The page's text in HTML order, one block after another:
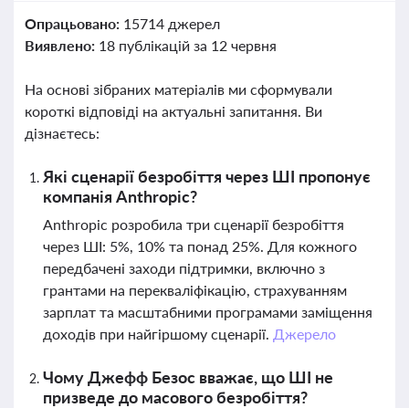
Опрацьовано: 15714 джерел
Виявлено: 18 публікацій за 12 червня
На основі зібраних матеріалів ми сформували
короткі відповіді на актуальні запитання. Ви
дізнаєтесь:
Які сценарії безробіття через ШІ пропонує
компанія Anthropic?
Anthropic розробила три сценарії безробіття
через ШІ: 5%, 10% та понад 25%. Для кожного
передбачені заходи підтримки, включно з
грантами на перекваліфікацію, страхуванням
зарплат та масштабними програмами заміщення
доходів при найгіршому сценарії. Джерело
Чому Джефф Безос вважає, що ШІ не
призведе до масового безробіття?